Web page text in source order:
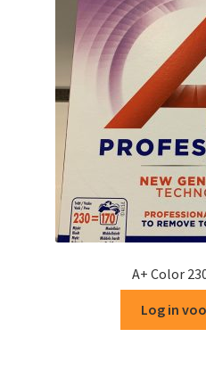
A+ Color
Log in